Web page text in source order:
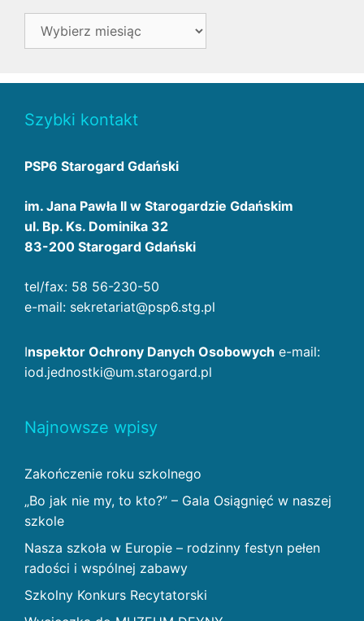
Archiwa
Szybki kontakt
PSP6 Starogard Gdański
im. Jana Pawła II w Starogardzie Gdańskim
ul. Bp. Ks. Dominika 32
83-200 Starogard Gdański
tel/fax: 58 56-230-50
e-mail: sekretariat@psp6.stg.pl
Inspektor Ochrony Danych Osobowych e-mail:
iod.jednostki@um.starogard.pl
Najnowsze wpisy
Zakończenie roku szkolnego
„Bo jak nie my, to kto?” – Gala Osiągnięć w naszej
szkole
Nasza szkoła w Europie – rodzinny festyn pełen
radości i wspólnej zabawy
Szkolny Konkurs Recytatorski